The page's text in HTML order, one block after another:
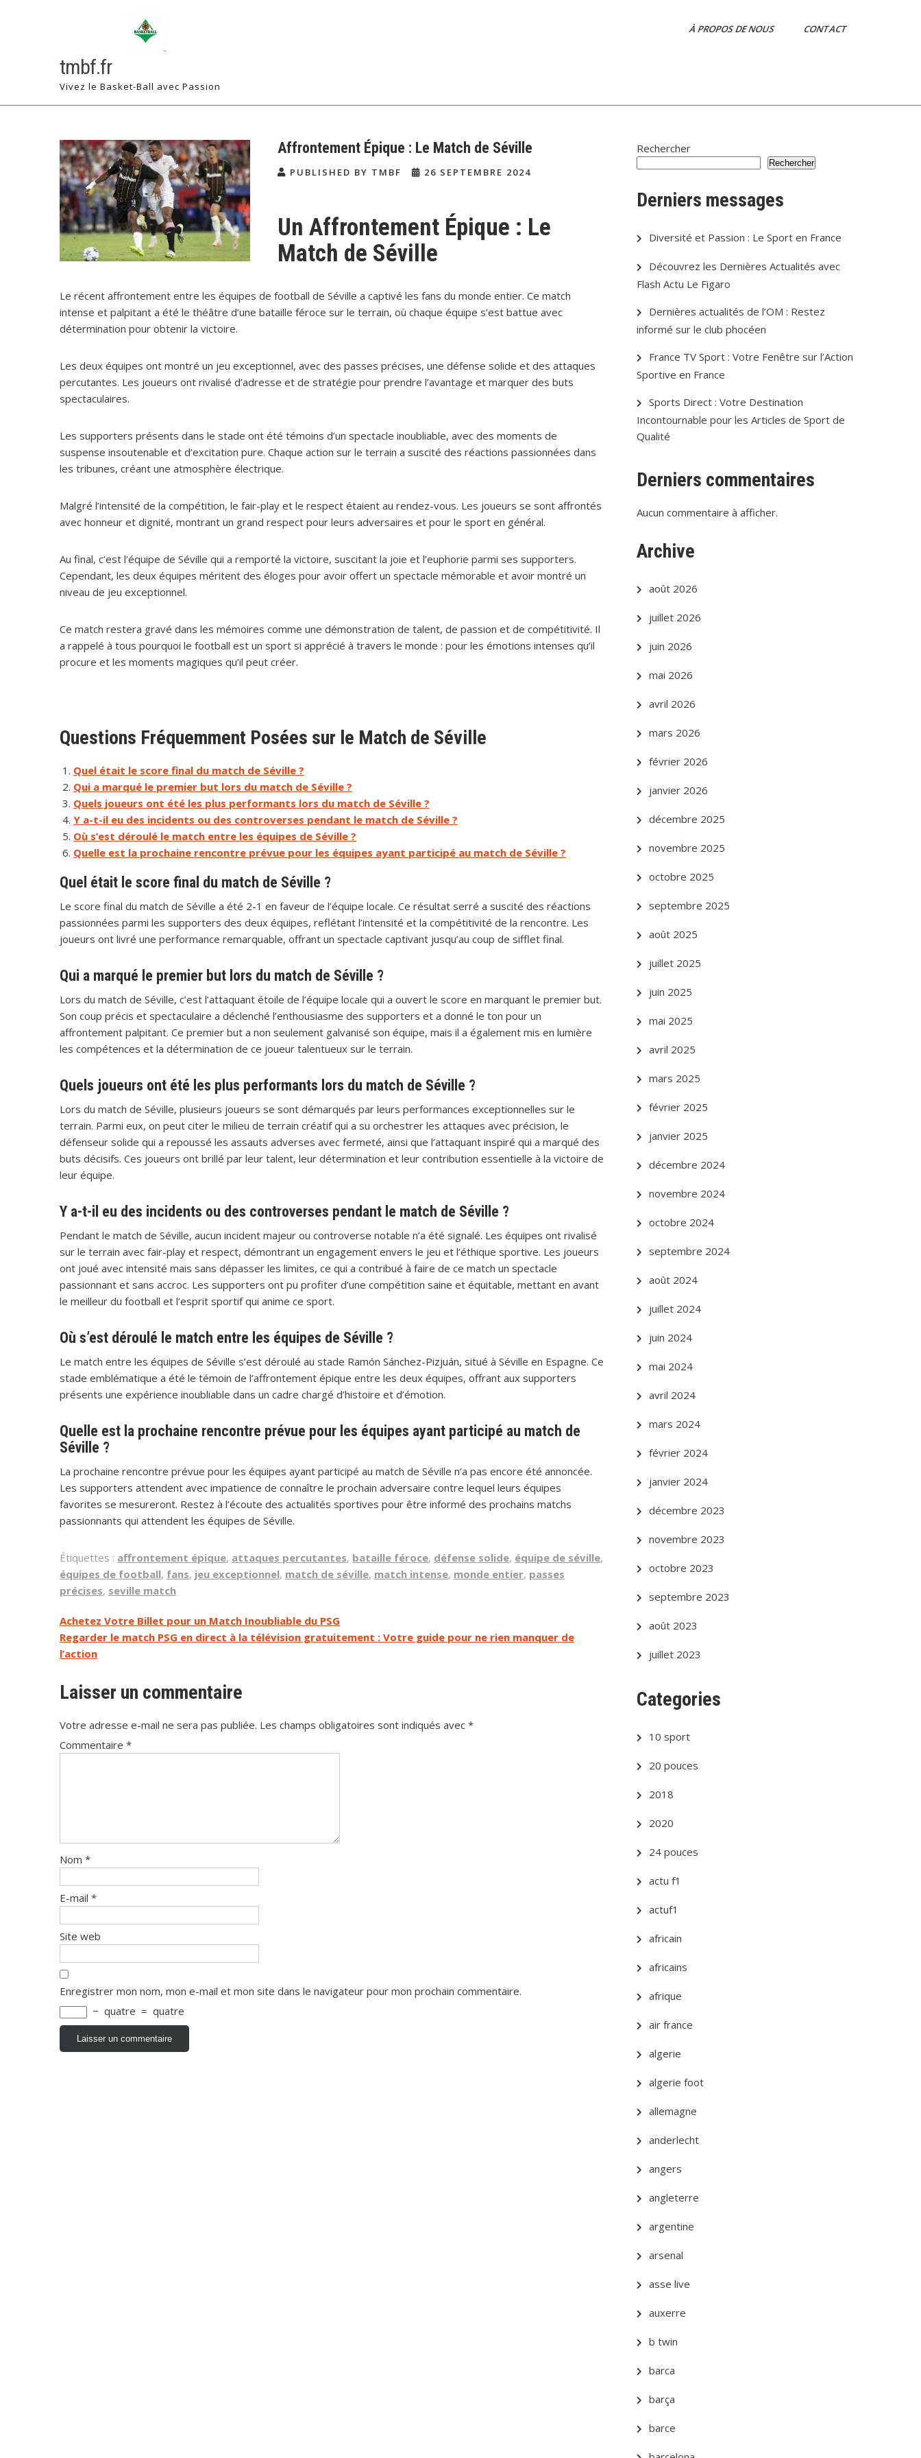
tmbf.fr
Vivez le Basket-Ball avec Passion
À PROPOS DE NOUS CONTACT
Affrontement Épique : Le Match de Séville
PUBLISHED BY TMBF 26 SEPTEMBRE 2024
Un Affrontement Épique : Le
Match de Séville
Le récent affrontement entre les équipes de football de Séville a captivé les fans du monde entier. Ce match
intense et palpitant a été le théâtre d’une bataille féroce sur le terrain, où chaque équipe s’est battue avec
détermination pour obtenir la victoire.
Les deux équipes ont montré un jeu exceptionnel, avec des passes précises, une défense solide et des attaques
percutantes. Les joueurs ont rivalisé d’adresse et de stratégie pour prendre l’avantage et marquer des buts
spectaculaires.
Les supporters présents dans le stade ont été témoins d’un spectacle inoubliable, avec des moments de
suspense insoutenable et d’excitation pure. Chaque action sur le terrain a suscité des réactions passionnées dans
les tribunes, créant une atmosphère électrique.
Malgré l’intensité de la compétition, le fair-play et le respect étaient au rendez-vous. Les joueurs se sont affrontés
avec honneur et dignité, montrant un grand respect pour leurs adversaires et pour le sport en général.
Au final, c’est l’équipe de Séville qui a remporté la victoire, suscitant la joie et l’euphorie parmi ses supporters.
Cependant, les deux équipes méritent des éloges pour avoir offert un spectacle mémorable et avoir montré un
niveau de jeu exceptionnel.
Ce match restera gravé dans les mémoires comme une démonstration de talent, de passion et de compétitivité. Il
a rappelé à tous pourquoi le football est un sport si apprécié à travers le monde : pour les émotions intenses qu’il
procure et les moments magiques qu’il peut créer.
Questions Fréquemment Posées sur le Match de Séville
Quel était le score final du match de Séville ?
Qui a marqué le premier but lors du match de Séville ?
Quels joueurs ont été les plus performants lors du match de Séville ?
Y a-t-il eu des incidents ou des controverses pendant le match de Séville ?
Où s’est déroulé le match entre les équipes de Séville ?
Quelle est la prochaine rencontre prévue pour les équipes ayant participé au match de Séville ?
Quel était le score final du match de Séville ?
Le score final du match de Séville a été 2-1 en faveur de l’équipe locale. Ce résultat serré a suscité des réactions
passionnées parmi les supporters des deux équipes, reflétant l’intensité et la compétitivité de la rencontre. Les
joueurs ont livré une performance remarquable, offrant un spectacle captivant jusqu’au coup de sifflet final.
Qui a marqué le premier but lors du match de Séville ?
Lors du match de Séville, c’est l’attaquant étoile de l’équipe locale qui a ouvert le score en marquant le premier but.
Son coup précis et spectaculaire a déclenché l’enthousiasme des supporters et a donné le ton pour un
affrontement palpitant. Ce premier but a non seulement galvanisé son équipe, mais il a également mis en lumière
les compétences et la détermination de ce joueur talentueux sur le terrain.
Quels joueurs ont été les plus performants lors du match de Séville ?
Lors du match de Séville, plusieurs joueurs se sont démarqués par leurs performances exceptionnelles sur le
terrain. Parmi eux, on peut citer le milieu de terrain créatif qui a su orchestrer les attaques avec précision, le
défenseur solide qui a repoussé les assauts adverses avec fermeté, ainsi que l’attaquant inspiré qui a marqué des
buts décisifs. Ces joueurs ont brillé par leur talent, leur détermination et leur contribution essentielle à la victoire de
leur équipe.
Y a-t-il eu des incidents ou des controverses pendant le match de Séville ?
Pendant le match de Séville, aucun incident majeur ou controverse notable n’a été signalé. Les équipes ont rivalisé
sur le terrain avec fair-play et respect, démontrant un engagement envers le jeu et l’éthique sportive. Les joueurs
ont joué avec intensité mais sans dépasser les limites, ce qui a contribué à faire de ce match un spectacle
passionnant et sans accroc. Les supporters ont pu profiter d’une compétition saine et équitable, mettant en avant
le meilleur du football et l’esprit sportif qui anime ce sport.
Où s’est déroulé le match entre les équipes de Séville ?
Le match entre les équipes de Séville s’est déroulé au stade Ramón Sánchez-Pizjuán, situé à Séville en Espagne. Ce
stade emblématique a été le témoin de l’affrontement épique entre les deux équipes, offrant aux supporters
présents une expérience inoubliable dans un cadre chargé d’histoire et d’émotion.
Quelle est la prochaine rencontre prévue pour les équipes ayant participé au match de
Séville ?
La prochaine rencontre prévue pour les équipes ayant participé au match de Séville n’a pas encore été annoncée.
Les supporters attendent avec impatience de connaître le prochain adversaire contre lequel leurs équipes
favorites se mesureront. Restez à l’écoute des actualités sportives pour être informé des prochains matchs
passionnants qui attendent les équipes de Séville.
Étiquettes : affrontement épique, attaques percutantes, bataille féroce, défense solide, équipe de séville,
équipes de football, fans, jeu exceptionnel, match de séville, match intense, monde entier, passes
précises, seville match
Navigation
de
l’article
Achetez Votre Billet pour un Match Inoubliable du PSG
Regarder le match PSG en direct à la télévision gratuitement : Votre guide pour ne rien manquer de
l’action
Laisser un commentaire
Votre adresse e-mail ne sera pas publiée. Les champs obligatoires sont indiqués avec *
Commentaire *
Nom *
E-mail *
Site web
Enregistrer mon nom, mon e-mail et mon site dans le navigateur pour mon prochain commentaire.
− quatre = quatre
Rechercher
Rechercher
Derniers messages
Diversité et Passion : Le Sport en France
Découvrez les Dernières Actualités avec
Flash Actu Le Figaro
Dernières actualités de l’OM : Restez
informé sur le club phocéen
France TV Sport : Votre Fenêtre sur l’Action
Sportive en France
Sports Direct : Votre Destination
Incontournable pour les Articles de Sport de
Qualité
Derniers commentaires
Aucun commentaire à afficher.
Archive
août 2026
juillet 2026
juin 2026
mai 2026
avril 2026
mars 2026
février 2026
janvier 2026
décembre 2025
novembre 2025
octobre 2025
septembre 2025
août 2025
juillet 2025
juin 2025
mai 2025
avril 2025
mars 2025
février 2025
janvier 2025
décembre 2024
novembre 2024
octobre 2024
septembre 2024
août 2024
juillet 2024
juin 2024
mai 2024
avril 2024
mars 2024
février 2024
janvier 2024
décembre 2023
novembre 2023
octobre 2023
septembre 2023
août 2023
juillet 2023
Categories
10 sport
20 pouces
2018
2020
24 pouces
actu f1
actuf1
africain
africains
afrique
air france
algerie
algerie foot
allemagne
anderlecht
angers
angleterre
argentine
arsenal
asse live
auxerre
b twin
barca
barça
barce